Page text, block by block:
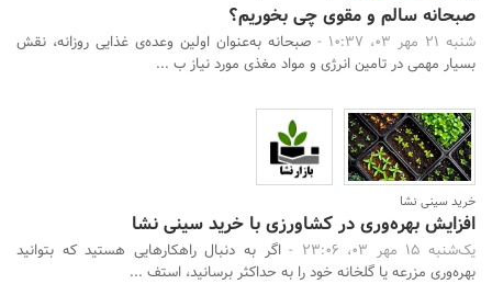
صبحانه سالم و مقوی چی بخوریم؟
شنبه 21 مهر 03، 10:37 -
صبحانه به‌عنوان اولین وعده‌ی غذایی روزانه، نقش
بسیار مهمی در تامین انرژی و مواد مغذی مورد نیاز ب ...
خرید سینی نشا
افزایش بهره‌وری در کشاورزی با خرید سینی نشا
یک‌شنبه 15 مهر 03، 23:06 -
اگر به دنبال راهکارهایی هستید که بتوانید
بهره‌وری مزرعه یا گلخانه خود را به حداکثر برسانید، استف ...